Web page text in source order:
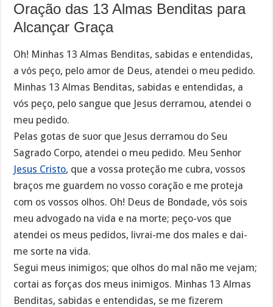
Oração das 13 Almas Benditas para
Alcançar Graça
Oh! Minhas 13 Almas Benditas, sabidas e entendidas,
a vós peço, pelo amor de Deus, atendei o meu pedido.
Minhas 13 Almas Benditas, sabidas e entendidas, a
vós peço, pelo sangue que Jesus derramou, atendei o
meu pedido.
Pelas gotas de suor que Jesus derramou do Seu
Sagrado Corpo, atendei o meu pedido. Meu Senhor
Jesus Cristo, que a vossa proteção me cubra, vossos
braços me guardem no vosso coração e me proteja
com os vossos olhos. Oh! Deus de Bondade, vós sois
meu advogado na vida e na morte; peço-vos que
atendei os meus pedidos, livrai-me dos males e dai-
me sorte na vida.
Segui meus inimigos; que olhos do mal não me vejam;
cortai as forças dos meus inimigos. Minhas 13 Almas
Benditas, sabidas e entendidas, se me fizerem